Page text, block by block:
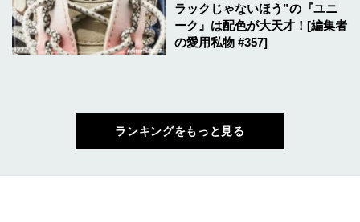
ラックじゃないほう”の『ユニ
ーク』は配色が大天才！[編集者
の愛用私物 #357]
ランキングをもっと見る